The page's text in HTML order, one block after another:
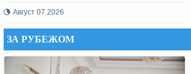
Август 07 2026
ЗА РУБЕЖОМ